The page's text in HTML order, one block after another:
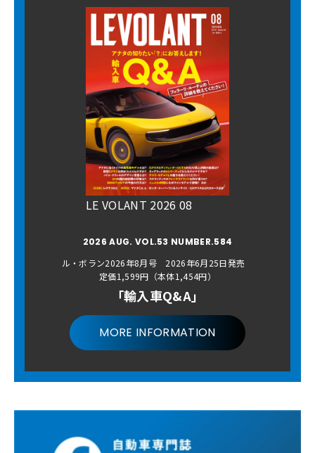
LE VOLANT 2026 08
2026 AUG. VOL.53 NUMBER.584
ル・ボラン2026年8月号 2026年6月25日発売
定価1,599円（本体1,454円）
「輸入車Q&A」
MORE INFORMATION